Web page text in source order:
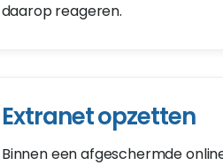
daarop reageren.
Extranet opzetten
Binnen een afgeschermde